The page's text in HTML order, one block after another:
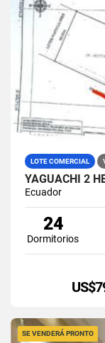
LOTE COMERCIAL
Ecuador
24
Dormitorios
SE VENDERÁ PRONTO